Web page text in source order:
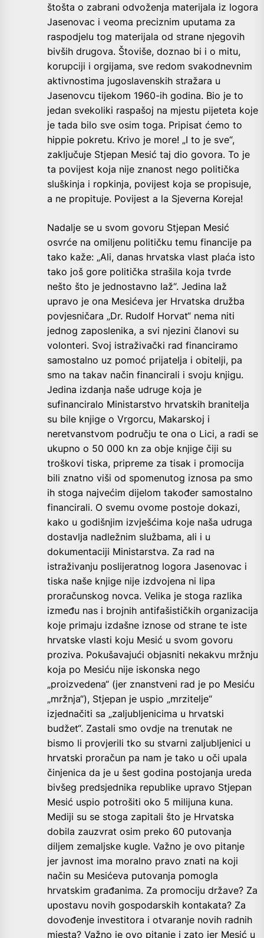
štošta o zabrani odvoženja materijala iz logora
Jasenovac i veoma preciznim uputama za
raspodjelu tog materijala od strane njegovih
bivših drugova. Štoviše, doznao bi i o mitu,
korupciji i orgijama, sve redom svakodnevnim
aktivnostima jugoslavenskih stražara u
Jasenovcu tijekom 1960-ih godina. Bio je to
jedan svekoliki raspašoj na mjestu pijeteta koje
je tada bilo sve osim toga. Pripisat ćemo to
hippie pokretu. Krivo je more! „I to je sve“,
zaključuje Stjepan Mesić taj dio govora. To je
ta povijest koja nije znanost nego politička
sluškinja i ropkinja, povijest koja se propisuje,
a ne propituje. Povijest a la Sjeverna Koreja!
Nadalje se u svom govoru Stjepan Mesić
osvrće na omiljenu političku temu financije pa
tako kaže: „Ali, danas hrvatska vlast plaća isto
tako još gore politička strašila koja tvrde
nešto što je jednostavno laž“. Jedina laž
upravo je ona Mesićeva jer Hrvatska družba
povjesničara „Dr. Rudolf Horvat“ nema niti
jednog zaposlenika, a svi njezini članovi su
volonteri. Svoj istraživački rad financiramo
samostalno uz pomoć prijatelja i obitelji, pa
smo na takav način financirali i svoju knjigu.
Jedina izdanja naše udruge koja je
sufinanciralo Ministarstvo hrvatskih branitelja
su bile knjige o Vrgorcu, Makarskoj i
neretvanstvom području te ona o Lici, a radi se
ukupno o 50 000 kn za obje knjige čiji su
troškovi tiska, pripreme za tisak i promocija
bili znatno viši od spomenutog iznosa pa smo
ih stoga najvećim dijelom također samostalno
financirali. O svemu ovome postoje dokazi,
kako u godišnjim izvješćima koje naša udruga
dostavlja nadležnim službama, ali i u
dokumentaciji Ministarstva. Za rad na
istraživanju poslijeratnog logora Jasenovac i
tiska naše knjige nije izdvojena ni lipa
proračunskog novca. Velika je stoga razlika
između nas i brojnih antifašističkih organizacija
koje primaju izdašne iznose od strane te iste
hrvatske vlasti koju Mesić u svom govoru
proziva. Pokušavajući objasniti nekakvu mržnju
koja po Mesiću nije iskonska nego
„proizvedena“ (jer znanstveni rad je po Mesiću
„mržnja“), Stjepan je uspio „mrzitelje“
izjednačiti sa „zaljubljenicima u hrvatski
budžet“. Zastali smo ovdje na trenutak ne
bismo li provjerili tko su stvarni zaljubljenici u
hrvatski proračun pa nam je tako u oči upala
činjenica da je u šest godina postojanja ureda
bivšeg predsjednika republike upravo Stjepan
Mesić uspio potrošiti oko 5 milijuna kuna.
Mediji su se stoga zapitali što je Hrvatska
dobila zauzvrat osim preko 60 putovanja
diljem zemaljske kugle. Važno je ovo pitanje
jer javnost ima moralno pravo znati na koji
način su Mesićeva putovanja pomogla
hrvatskim građanima. Za promociju države? Za
upostavu novih gospodarskih kontakata? Za
dovođenje investitora i otvaranje novih radnih
mjesta? Važno je ovo pitanje i zato jer Mesić u